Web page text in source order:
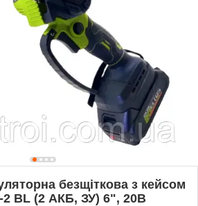
безщіткова з кейсом
2 BL (2 АКБ, ЗУ) 6", 20В